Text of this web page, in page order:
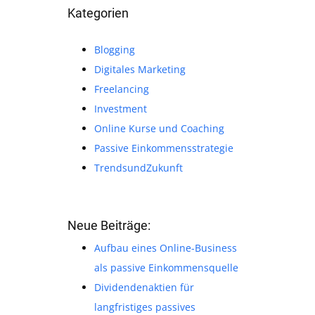
Kategorien
Blogging
Digitales Marketing
Freelancing
Investment
Online Kurse und Coaching
Passive Einkommensstrategie
TrendsundZukunft
Neue Beiträge:
Aufbau eines Online-Business
als passive Einkommensquelle
Dividendenaktien für
langfristiges passives